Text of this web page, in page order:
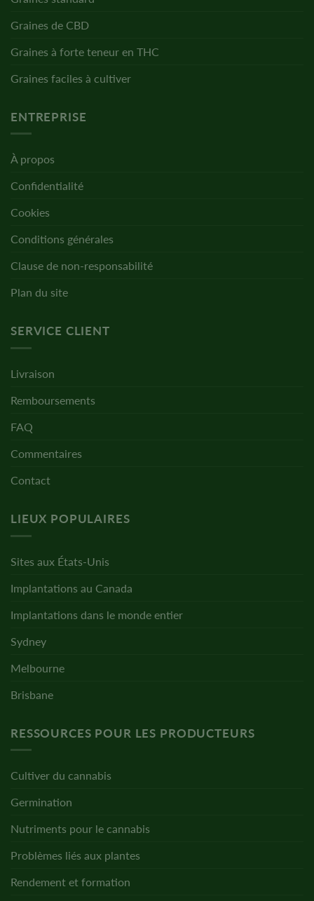
Graines de CBD
Graines à forte teneur en THC
Graines faciles à cultiver
ENTREPRISE
À propos
Confidentialité
Cookies
Conditions générales
Clause de non-responsabilité
Plan du site
SERVICE CLIENT
Livraison
Remboursements
FAQ
Commentaires
Contact
LIEUX POPULAIRES
Sites aux États-Unis
Implantations au Canada
Implantations dans le monde entier
Sydney
Melbourne
Brisbane
RESSOURCES POUR LES PRODUCTEURS
Cultiver du cannabis
Germination
Nutriments pour le cannabis
Problèmes liés aux plantes
Rendement et formation